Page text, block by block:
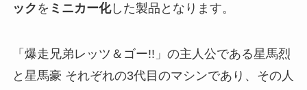
ック を ミニカー化した製品となります。
「爆走兄弟レッツ＆ゴー!!」の主人公である星馬烈
と星馬豪 それぞれの3代目のマシンであり、その人